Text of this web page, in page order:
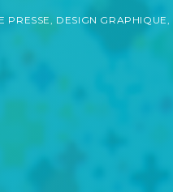
PRESSE, DESIGN GRAPHIQUE,